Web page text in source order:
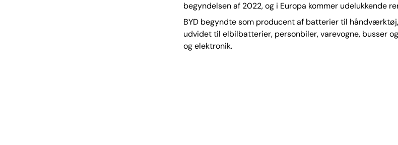
begyndelsen af 2022, og i Europa kommer udelukkende
BYD begyndte som producent af batterier til
udvidet til elbilbatterier, personbiler, varevogne, busser
og elektronik.